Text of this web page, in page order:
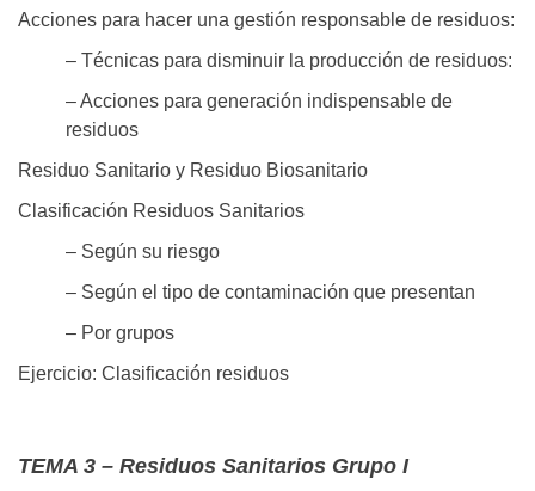
Acciones para hacer una gestión responsable de residuos:
– Técnicas para disminuir la producción de residuos:
– Acciones para generación indispensable de
residuos
Residuo Sanitario y Residuo Biosanitario
Clasificación Residuos Sanitarios
– Según su riesgo
– Según el tipo de contaminación que presentan
– Por grupos
Ejercicio: Clasificación residuos
TEMA 3 – Residuos Sanitarios Grupo I